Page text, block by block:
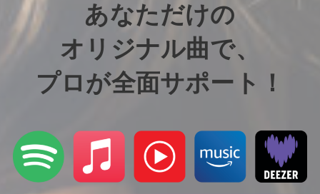
あなただけの
オリジナル曲で、
プロが全面サポート！